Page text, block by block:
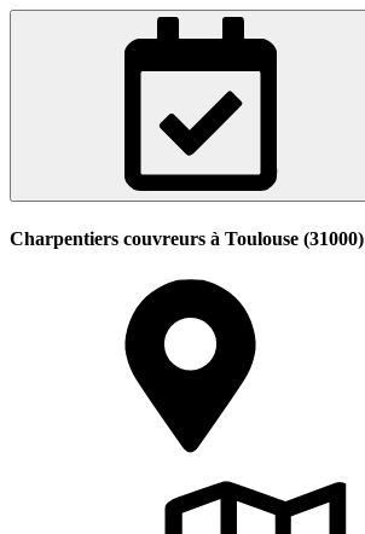
Charpentiers couvreurs à Toulouse (31000)